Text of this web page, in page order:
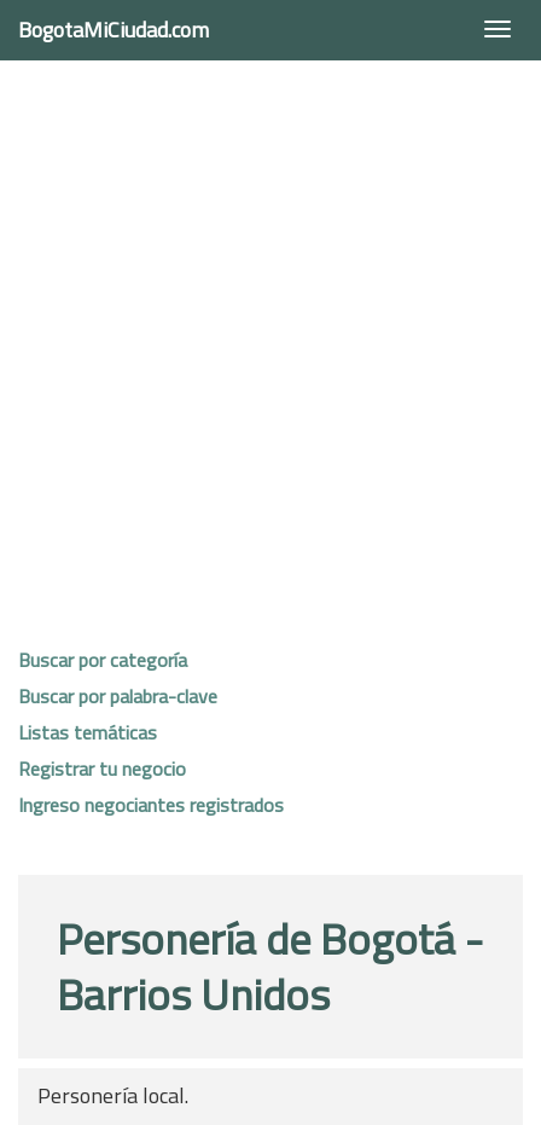
BogotaMiCiudad.com
Buscar por categoría
Buscar por palabra-clave
Listas temáticas
Registrar tu negocio
Ingreso negociantes registrados
Personería de Bogotá -
Barrios Unidos
Personería local.